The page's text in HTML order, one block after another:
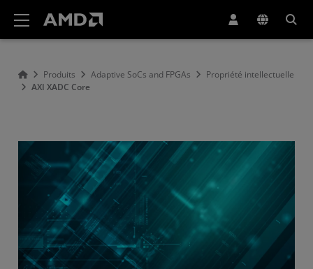
Produits Adaptive SoCs and FPGAs
Propriété intellectuelle
AXI XADC Core